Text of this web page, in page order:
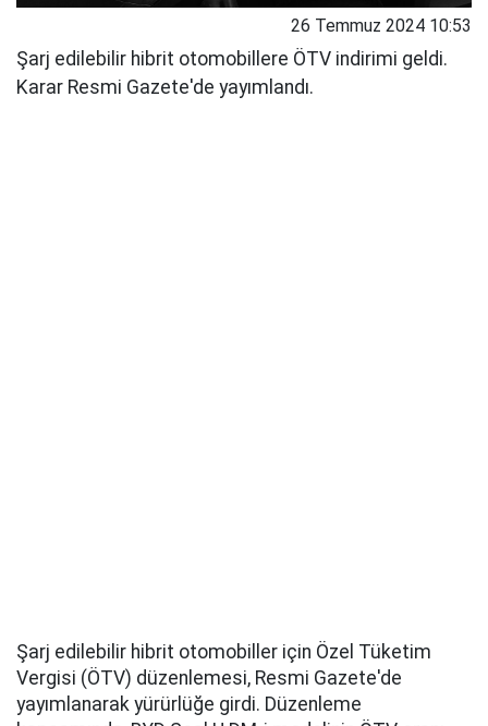
26 Temmuz 2024 10:53
Şarj edilebilir hibrit otomobillere ÖTV indirimi geldi.
Karar Resmi Gazete'de yayımlandı.
Şarj edilebilir hibrit otomobiller için Özel Tüketim
Vergisi (ÖTV) düzenlemesi, Resmi Gazete'de
yayımlanarak yürürlüğe girdi. Düzenleme